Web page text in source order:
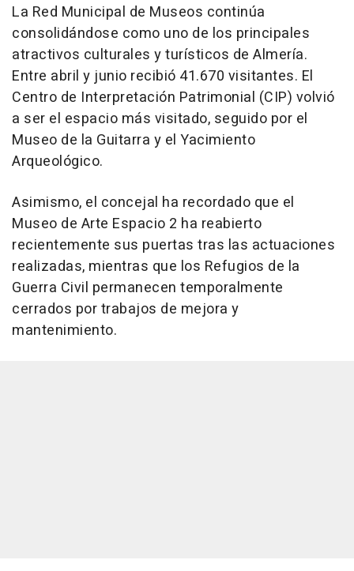
La Red Municipal de Museos continúa
consolidándose como uno de los principales
atractivos culturales y turísticos de Almería.
Entre abril y junio recibió 41.670 visitantes. El
Centro de Interpretación Patrimonial (CIP) volvió
a ser el espacio más visitado, seguido por el
Museo de la Guitarra y el Yacimiento
Arqueológico.
Asimismo, el concejal ha recordado que el
Museo de Arte Espacio 2 ha reabierto
recientemente sus puertas tras las actuaciones
realizadas, mientras que los Refugios de la
Guerra Civil permanecen temporalmente
cerrados por trabajos de mejora y
mantenimiento.